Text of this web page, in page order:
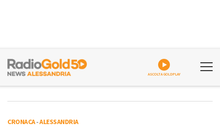
ASCOLTA GOLDPLAY
CRONACA-ALESSANDRIA